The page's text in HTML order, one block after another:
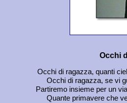
Occhi
Occhi di ragazza, quanti
Occhi di ragazza, se vi
Partiremo insieme per un
Quante primavere che